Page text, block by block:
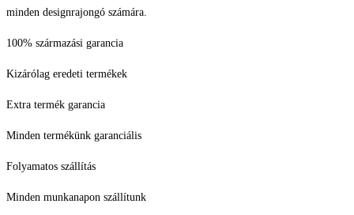
minden designrajongó számára.
100% származási garancia
Kizárólag eredeti termékek
Extra termék garancia
Minden termékünk garanciális
Folyamatos szállítás
Minden munkanapon szállítunk